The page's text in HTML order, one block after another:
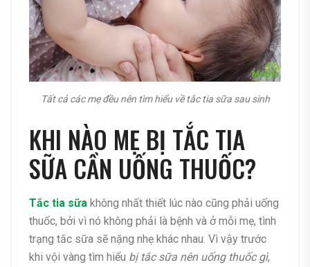
Tất cả các mẹ đều nên tìm hiểu về tắc tia sữa sau sinh
KHI NÀO MẸ BỊ TẮC TIA
SỮA CẦN UỐNG THUỐC?
Tắc tia sữa không nhất thiết lúc nào cũng phải uống
thuốc, bởi vì nó không phải là bệnh và ở mỗi mẹ, tình
trạng tắc sữa sẽ nặng nhẹ khác nhau. Vì vậy trước
khi vội vàng tìm hiểu bị tắc sữa nên uống thuốc gì,